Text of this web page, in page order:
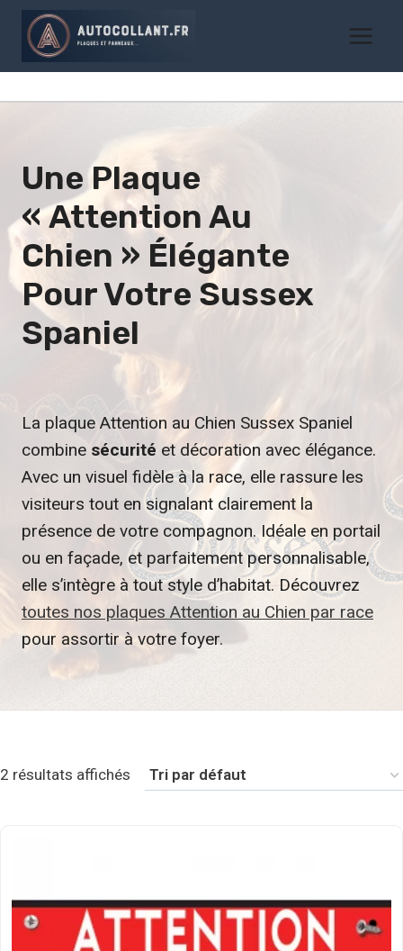
Aller
contenu
Une Plaque
« Attention Au
Chien » Élégante
Pour Votre Sussex
Spaniel
La plaque Attention au Chien Sussex Spaniel
combine sécurité et décoration avec élégance.
Avec un visuel fidèle à la race, elle rassure les
visiteurs tout en signalant clairement la
présence de votre compagnon. Idéale en portail
ou en façade, et parfaitement personnalisable,
elle s’intègre à tout style d’habitat. Découvrez
toutes nos plaques Attention au Chien par race
pour assortir à votre foyer.
2 résultats affichés